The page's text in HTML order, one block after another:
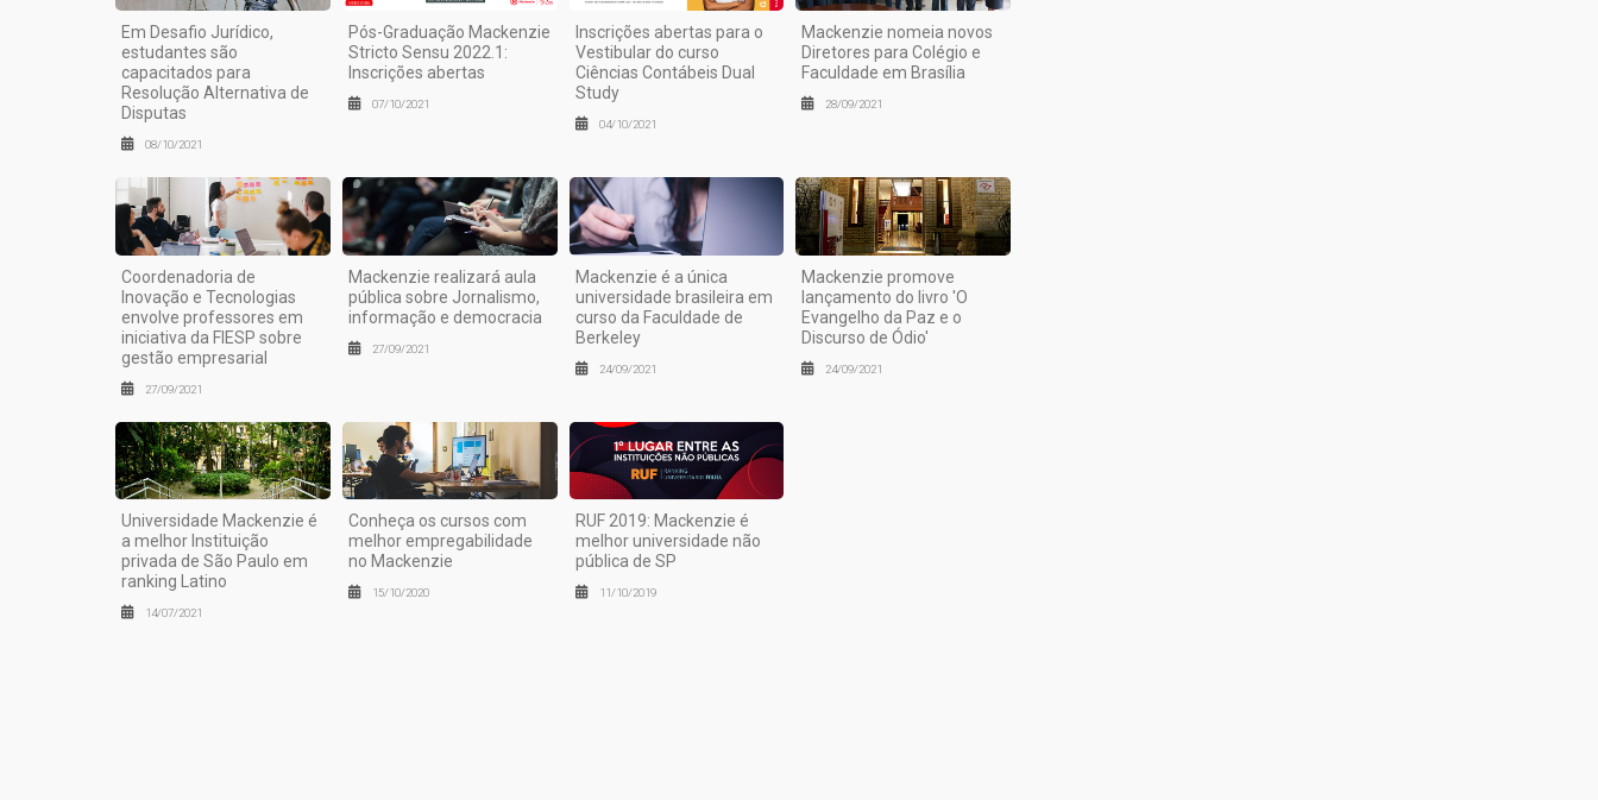
Em Desafio Jurídico,
estudantes são
capacitados para
Resolução Alternativa de
Disputas
08/10/2021
Pós-Graduação Mackenzie
Stricto Sensu 2022.1:
Inscrições abertas
07/10/2021
Inscrições abertas para o
Vestibular do curso
Ciências Contábeis Dual
Study
04/10/2021
Mackenzie nomeia novos
Diretores para Colégio e
Faculdade em Brasília
28/09/2021
Coordenadoria de
Inovação e Tecnologias
envolve professores em
iniciativa da FIESP sobre
gestão empresarial
27/09/2021
Mackenzie realizará aula
pública sobre Jornalismo,
informação e democracia
27/09/2021
Mackenzie é a única
universidade brasileira em
curso da Faculdade de
Berkeley
24/09/2021
Mackenzie promove
lançamento do livro 'O
Evangelho da Paz e o
Discurso de Ódio'
24/09/2021
Universidade Mackenzie é
a melhor Instituição
privada de São Paulo em
ranking Latino
14/07/2021
Conheça os cursos com
melhor empregabilidade
no Mackenzie
15/10/2020
RUF 2019: Mackenzie é
melhor universidade não
pública de SP
11/10/2019